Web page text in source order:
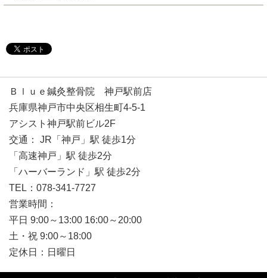
Ｂｌｕｅ鍼灸整骨院 神戸駅前店
兵庫県神戸市中央区相生町4-5-1
アシスト神戸駅前ビル2F
交通： JR「神戸」駅 徒歩1分
「高速神戸」駅 徒歩2分
「ハーバーランド」駅 徒歩2分
TEL：078-341-7727
営業時間：
平日 9:00～13:00 16:00～20:00
土・祝 9:00～18:00
定休日：日曜日